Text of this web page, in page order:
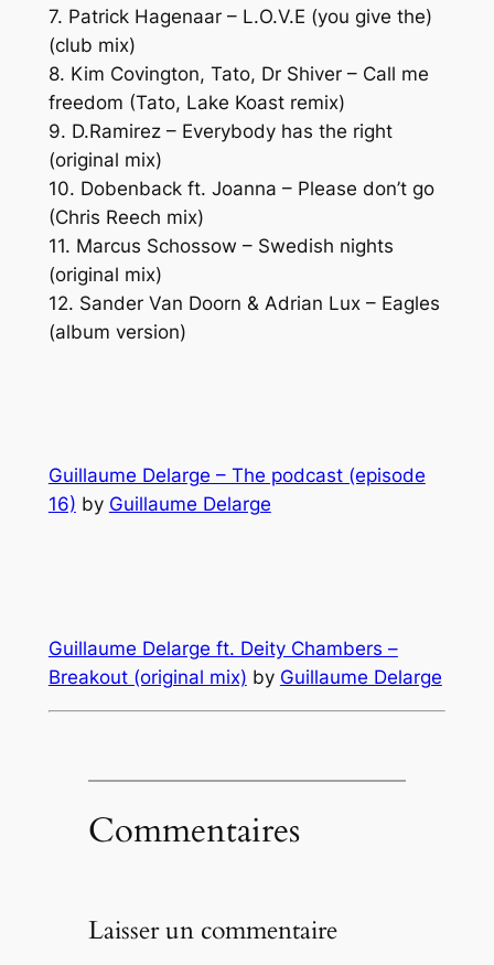
7. Patrick Hagenaar – L.O.V.E (you give the)
(club mix)
8. Kim Covington, Tato, Dr Shiver – Call me
freedom (Tato, Lake Koast remix)
9. D.Ramirez – Everybody has the right
(original mix)
10. Dobenback ft. Joanna – Please don’t go
(Chris Reech mix)
11. Marcus Schossow – Swedish nights
(original mix)
12. Sander Van Doorn & Adrian Lux – Eagles
(album version)
Guillaume Delarge – The podcast (episode
16) by Guillaume Delarge
Guillaume Delarge ft. Deity Chambers –
Breakout (original mix) by Guillaume Delarge
Commentaires
Laisser un commentaire